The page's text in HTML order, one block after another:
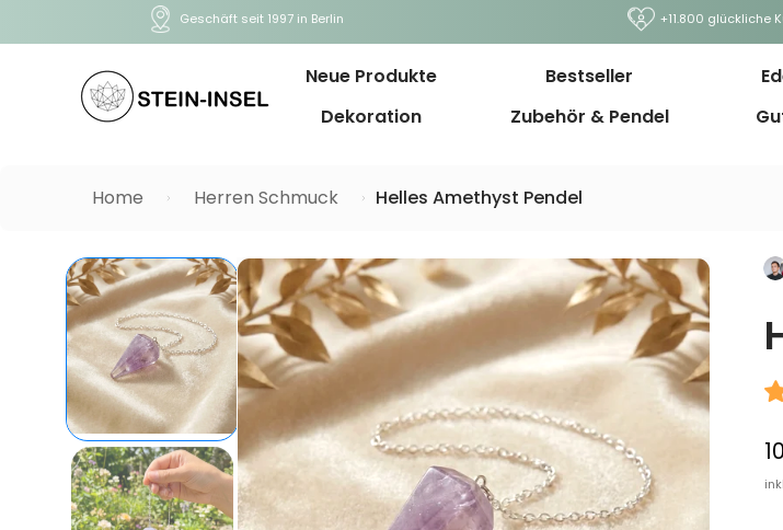
Geschäft seit 1997 in Berlin +11.800 glückliche
Neue Produkte Bestseller
Dekoration
Zubehör & Pendel
Home Herren Schmuck Helles Amethyst Pendel